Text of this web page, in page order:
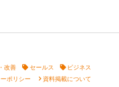
改善 セールス ビジネス
ポリシー chevron_right資料掲載について